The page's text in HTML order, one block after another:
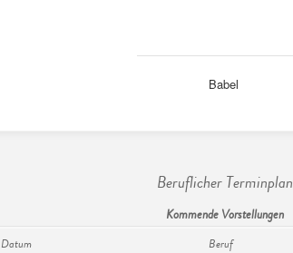
Babel
Beruflicher Terminplan
Kommende Vorstellungen
Datum Beruf